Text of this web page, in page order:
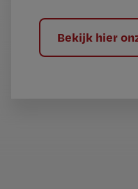
Bekijk hier